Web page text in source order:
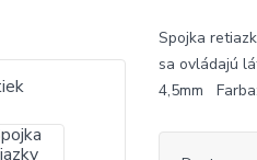
Spojka
sa ovládajú
4,5mm